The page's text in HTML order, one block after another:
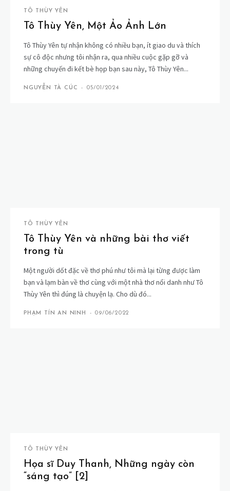
TÔ THÙY YÊN
Tô Thùy Yên, Một Ảo Ảnh Lớn
Tô Thùy Yên tự nhận không có nhiều bạn, ít giao du và thích
sự cô độc nhưng tôi nhận ra, qua nhiều cuộc gặp gỡ và
những chuyến đi kết bè họp bạn sau này, Tô Thùy Yên...
NGUYỄN TÀ CÚC - 05/01/2024
TÔ THÙY YÊN
Tô Thùy Yên và những bài thơ viết
trong tù
Một người dốt đặc về thơ phú như tôi mà lại từng được làm
bạn và lạm bàn về thơ cùng với một nhà thơ nổi danh như Tô
Thùy Yên thì đúng là chuyện lạ. Cho dù đó...
PHẠM TÍN AN NINH - 09/06/2022
TÔ THÙY YÊN
Họa sĩ Duy Thanh, Những ngày còn
“sáng tạo” [2]